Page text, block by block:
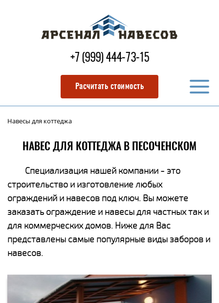
+7 (999) 444-73-15
Расчитать стоимость
Навесы для коттеджа
НАВЕС ДЛЯ КОТТЕДЖА В ПЕСОЧЕНСКОМ
Специализация нашей компании - это
строительство и изготовление любых
ограждений и навесов под ключ. Вы можете
заказать ограждение и навесы для частных так и
для коммерческих домов. Ниже для Вас
представлены самые популярные виды заборов и
навесов.